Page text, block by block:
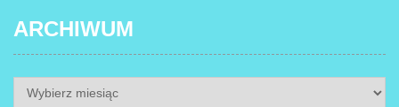
ARCHIWUM
ARCHIWUM